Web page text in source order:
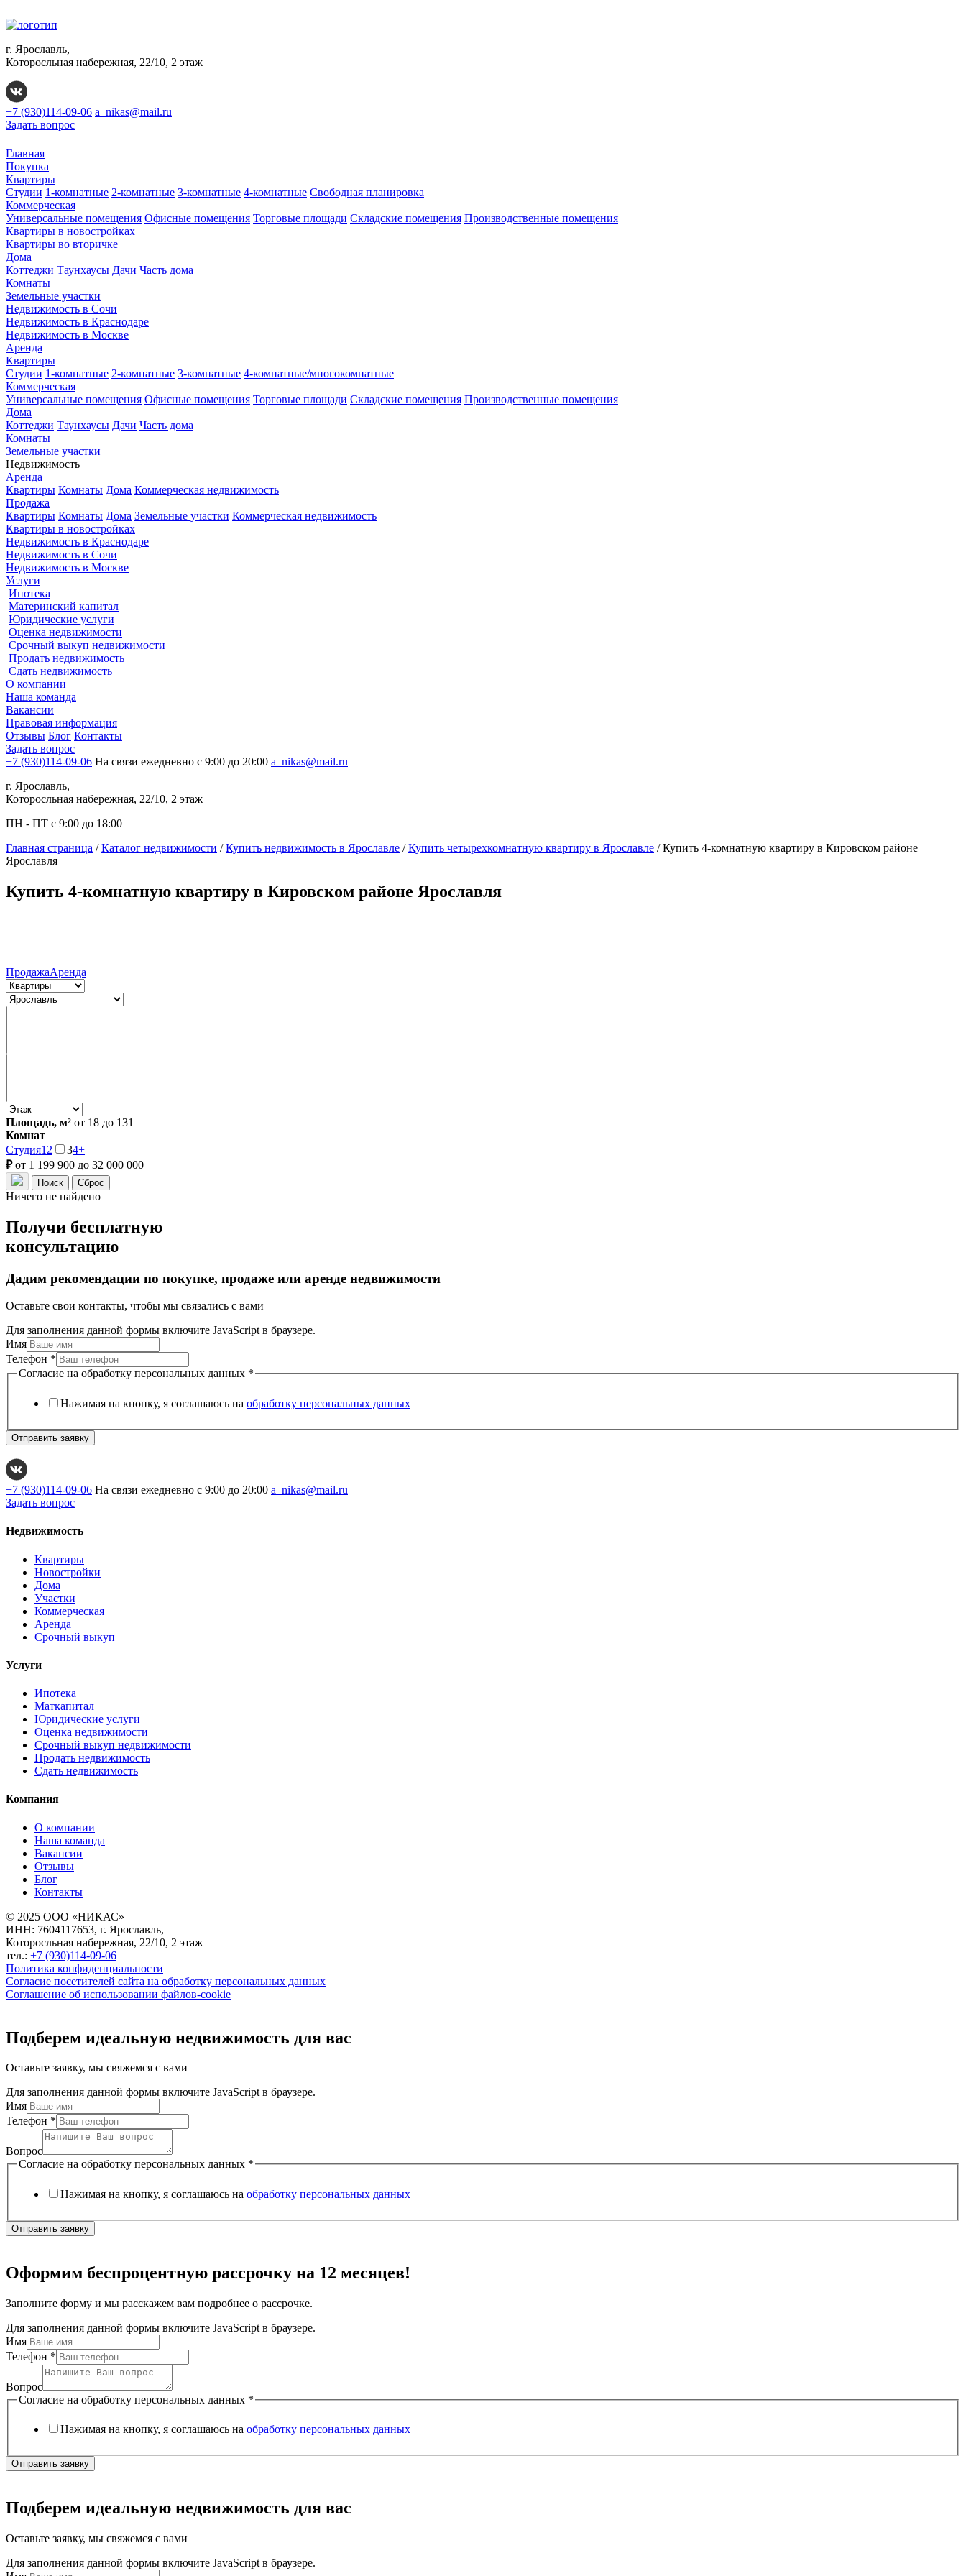
г. Ярославль,
Которосльная набережная, 22/10, 2 этаж
+7 (930)114-09-06 a_nikas@mail.ru
Задать вопрос
Главная
Покупка
Квартиры
Студии 1-комнатные 2-комнатные 3-комнатные 4-комнатные Свободная планировка
Коммерческая
Универсальные помещения Офисные помещения Торговые площади Складские помещения Производственные помещения
Квартиры в новостройках
Квартиры во вторичке
Дома
Коттеджи Таунхаусы Дачи Часть дома
Комнаты
Земельные участки
Недвижимость в Сочи
Недвижимость в Краснодаре
Недвижимость в Москве
Аренда
Квартиры
Студии 1-комнатные 2-комнатные 3-комнатные 4-комнатные/многокомнатные
Коммерческая
Универсальные помещения Офисные помещения Торговые площади Складские помещения Производственные помещения
Дома
Коттеджи Таунхаусы Дачи Часть дома
Комнаты
Земельные участки
Недвижимость
Аренда
Квартиры Комнаты Дома Коммерческая недвижимость
Продажа
Квартиры Комнаты Дома Земельные участки Коммерческая недвижимость
Квартиры в новостройках
Недвижимость в Краснодаре
Недвижимость в Сочи
Недвижимость в Москве
Услуги
Ипотека
Материнский капитал
Юридические услуги
Оценка недвижимости
Срочный выкуп недвижимости
Продать недвижимость
Сдать недвижимость
О компании
Наша команда
Вакансии
Правовая информация
Отзывы Блог Контакты
Задать вопрос
+7 (930)114-09-06 На связи ежедневно с 9:00 до 20:00 a_nikas@mail.ru
г. Ярославль,
Которосльная набережная, 22/10, 2 этаж
ПН - ПТ с 9:00 до 18:00
Главная страница /Каталог недвижимости /Купить недвижимость в Ярославле /Купить четырехкомнатную квартиру в Ярославле /Купить 4-комнатную квартиру в Кировском районе
Ярославля
Купить 4-комнатную квартиру в Кировском районе Ярославля
ПродажаАренда
Площадь, м² от 18 до 131
Комнат
Студия1 2 34+
₽ от 1 199 900 до 32 000 000
Ничего не найдено
Получи бесплатную
консультацию
Дадим рекомендации по покупке, продаже или аренде недвижимости
Оставьте свои контакты, чтобы мы связались с вами
Для заполнения данной формы включите JavaScript в браузере.
Имя
Телефон *
Согласие на обработку персональных данных *
Нажимая на кнопку, я соглашаюсь на обработку персональных данных
Отправить заявку
+7 (930)114-09-06 На связи ежедневно с 9:00 до 20:00 a_nikas@mail.ru
Задать вопрос
Недвижимость
Квартиры
Новостройки
Дома
Участки
Коммерческая
Аренда
Срочный выкуп
Услуги
Ипотека
Маткапитал
Юридические услуги
Оценка недвижимости
Срочный выкуп недвижимости
Продать недвижимость
Сдать недвижимость
Компания
О компании
Наша команда
Вакансии
Отзывы
Блог
Контакты
© 2025 ООО «НИКАС»
ИНН: 7604117653, г. Ярославль,
Которосльная набережная, 22/10, 2 этаж
тел.: +7 (930)114-09-06
Политика конфиденциальности
Согласие посетителей сайта на обработку персональных данных
Соглашение об использовании файлов-cookie
Подберем идеальную недвижимость для вас
Оставьте заявку, мы свяжемся с вами
Для заполнения данной формы включите JavaScript в браузере.
Имя
Телефон *
Вопрос
Согласие на обработку персональных данных *
Нажимая на кнопку, я соглашаюсь на обработку персональных данных
Отправить заявку
Оформим беспроцентную рассрочку на 12 месяцев!
Заполните форму и мы расскажем вам подробнее о рассрочке.
Для заполнения данной формы включите JavaScript в браузере.
Имя
Телефон *
Вопрос
Согласие на обработку персональных данных *
Нажимая на кнопку, я соглашаюсь на обработку персональных данных
Отправить заявку
Подберем идеальную недвижимость для вас
Оставьте заявку, мы свяжемся с вами
Для заполнения данной формы включите JavaScript в браузере.